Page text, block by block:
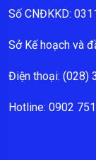
Số CNĐKKD:
Sở Kế hoạch và
Điện thoại: (028)
Hotline: 0902